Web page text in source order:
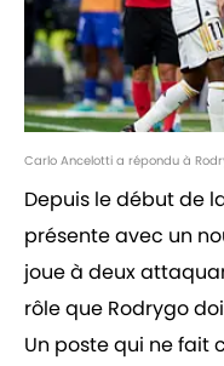
Carlo Ancelotti a répondu à
Depuis le début de
présente avec un
joue à deux
rôle que Rodrygo
Un poste qui ne fait